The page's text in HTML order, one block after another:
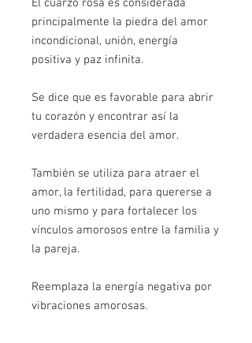
El cuarzo rosa es considerada
principalmente la piedra del amor
incondicional, unión, energía
positiva y paz infinita.
Se dice que es favorable para abrir
tu corazón y encontrar así la
verdadera esencia del amor.
También se utiliza para atraer el
amor, la fertilidad, para quererse a
uno mismo y para fortalecer los
vínculos amorosos entre la familia y
la pareja.
Reemplaza la energía negativa por
vibraciones amorosas.